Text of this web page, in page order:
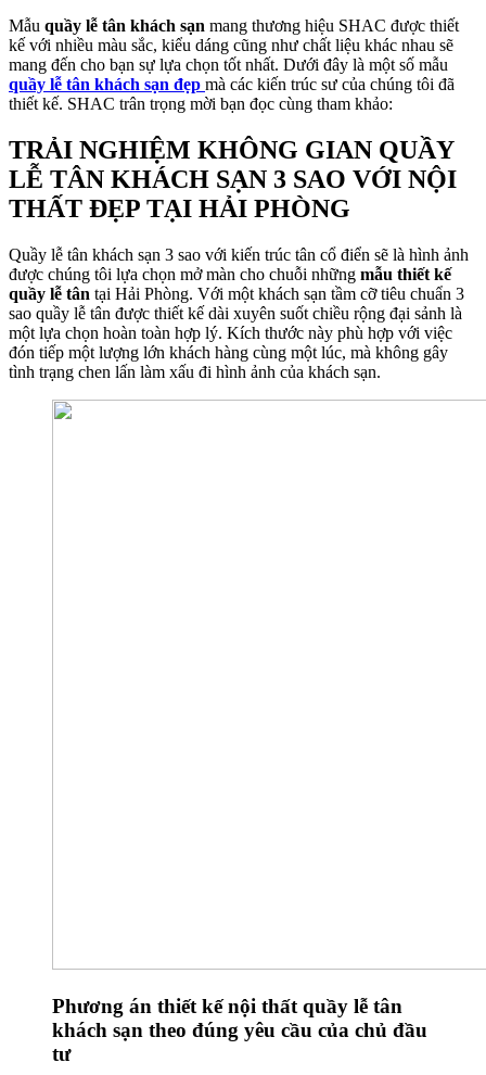
Mẫu quầy lễ tân khách sạn mang thương hiệu SHAC được thiết
kế với nhiều màu sắc, kiểu dáng cũng như chất liệu khác nhau sẽ
mang đến cho bạn sự lựa chọn tốt nhất. Dưới đây là một số mẫu
quầy lễ tân khách sạn đẹp mà các kiến trúc sư của chúng tôi đã
thiết kế. SHAC trân trọng mời bạn đọc cùng tham khảo:
TRẢI NGHIỆM KHÔNG GIAN QUẦY
LỄ TÂN KHÁCH SẠN 3 SAO VỚI NỘI
THẤT ĐẸP TẠI HẢI PHÒNG
Quầy lễ tân khách sạn 3 sao với kiến trúc tân cổ điển sẽ là hình ảnh
được chúng tôi lựa chọn mở màn cho chuỗi những mẫu thiết kế
quầy lễ tân tại Hải Phòng. Với một khách sạn tầm cỡ tiêu chuẩn 3
sao quầy lễ tân được thiết kế dài xuyên suốt chiều rộng đại sảnh là
một lựa chọn hoàn toàn hợp lý. Kích thước này phù hợp với việc
đón tiếp một lượng lớn khách hàng cùng một lúc, mà không gây
tình trạng chen lấn làm xấu đi hình ảnh của khách sạn.
Phương án thiết kế nội thất quầy lễ tân
khách sạn theo đúng yêu cầu của chủ đầu
tư